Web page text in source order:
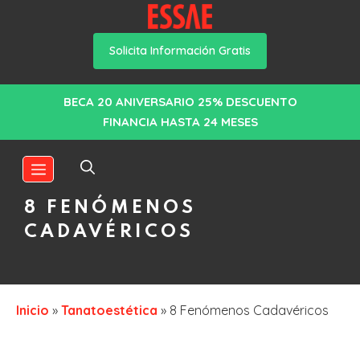
Solicita Información Gratis
BECA 20 ANIVERSARIO 25% DESCUENTO
FINANCIA HASTA 24 MESES
8 FENÓMENOS
CADAVÉRICOS
Inicio » Tanatoestética » 8 Fenómenos Cadavéricos